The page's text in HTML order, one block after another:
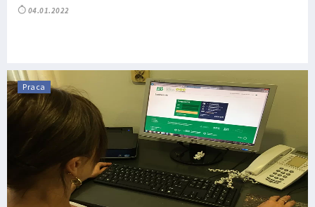
04.01.2022
Praca